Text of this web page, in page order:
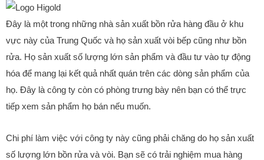
Đây là một trong những nhà sản xuất bồn rửa hàng đầu ở khu
vực này của Trung Quốc và họ sản xuất vòi bếp cũng như bồn
rửa. Họ sản xuất số lượng lớn sản phẩm và đầu tư vào tự động
hóa để mang lại kết quả nhất quán trên các dòng sản phẩm của
họ. Đây là công ty còn có phòng trưng bày nên bạn có thể trực
tiếp xem sản phẩm họ bán nếu muốn.
Chi phí làm việc với công ty này cũng phải chăng do họ sản xuất
số lượng lớn bồn rửa và vòi. Bạn sẽ có trải nghiệm mua hàng